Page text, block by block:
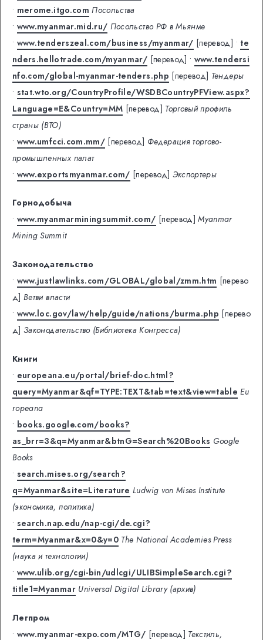
• merome.itgo.com Посольства
• www.myanmar.mid.ru/ Посольство РФ в Мьянме
• www.tenderszeal.com/business/myanmar/ [перевод] • te
nders.hellotrade.com/myanmar/ [перевод] • www.tendersi
nfo.com/global-myanmar-tenders.php [перевод] Тендеры
• stat.wto.org/CountryProfile/WSDBCountryPFView.aspx?
Language=E&Country=MM [перевод] Торговый профиль
страны (ВТО)
• www.umfcci.com.mm/ [перевод] Федерация торгово-
промышленных палат
• www.exportsmyanmar.com/ [перевод] Экспортеры
Горнодобыча
• www.myanmarminingsummit.com/ [перевод] Myanmar
Mining Summit
Законодательство
• www.justlawlinks.com/GLOBAL/global/zmm.htm [перево
д] Ветви власти
• www.loc.gov/law/help/guide/nations/burma.php [перево
д] Законодательство (Библиотека Конгресса)
Книги
• europeana.eu/portal/brief-doc.html?
query=Myanmar&qf=TYPE:TEXT&tab=text&view=table Eu
ropeana
• books.google.com/books?
as_brr=3&q=Myanmar&btnG=Search%20Books Google
Books
• search.mises.org/search?
q=Myanmar&site=Literature Ludwig von Mises Institute
(экономика, политика)
• search.nap.edu/nap-cgi/de.cgi?
term=Myanmar&x=0&y=0 The National Academies Press
(наука и технологии)
• www.ulib.org/cgi-bin/udlcgi/ULIBSimpleSearch.cgi?
title1=Myanmar Universal Digital Library (архив)
Легпром
• www.myanmar-expo.com/MTG/ [перевод] Текстиль,